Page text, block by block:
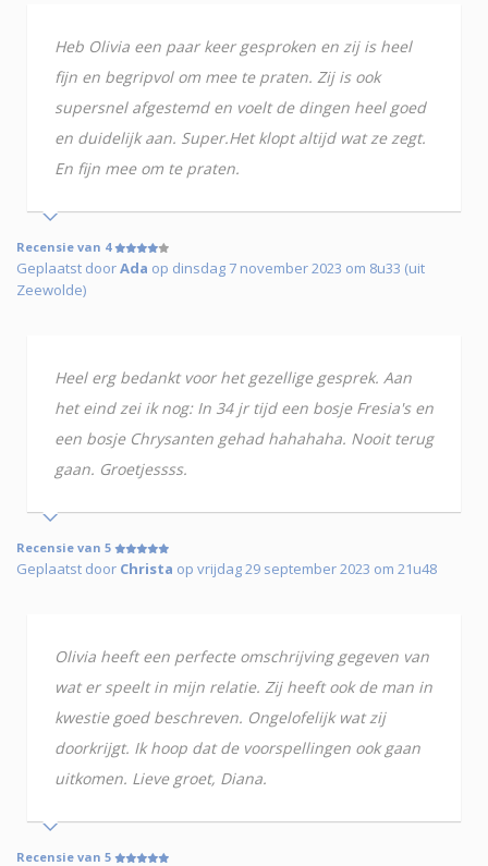
Heb Olivia een paar keer gesproken en zij is heel
fijn en begripvol om mee te praten. Zij is ook
supersnel afgestemd en voelt de dingen heel goed
en duidelijk aan. Super.Het klopt altijd wat ze zegt.
En fijn mee om te praten.
Recensie van 4
Geplaatst doorAda op dinsdag 7 november 2023 om 8u33 (uit
Zeewolde)
Heel erg bedankt voor het gezellige gesprek. Aan
het eind zei ik nog: In 34 jr tijd een bosje Fresia's en
een bosje Chrysanten gehad hahahaha. Nooit terug
gaan. Groetjessss.
Recensie van 5
Geplaatst door Christa op vrijdag 29 september 2023 om 21u48
Olivia heeft een perfecte omschrijving gegeven van
wat er speelt in mijn relatie. Zij heeft ook de man in
kwestie goed beschreven. Ongelofelijk wat zij
doorkrijgt. Ik hoop dat de voorspellingen ook gaan
uitkomen. Lieve groet, Diana.
Recensie van 5